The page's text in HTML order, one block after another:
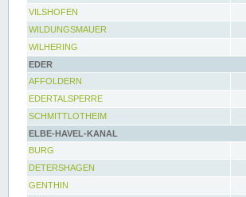
VILSHOFEN
WILDUNGSMAUER
WILHERING
EDER
AFFOLDERN
EDERTALSPERRE
SCHMITTLOTHEIM
ELBE-HAVEL-KANAL
BURG
DETERSHAGEN
GENTHIN